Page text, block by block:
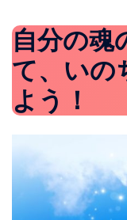
自分の魂
て、いの
よう！